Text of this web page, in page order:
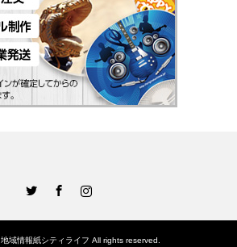
地域情報紙シティライフ All rights reserved.